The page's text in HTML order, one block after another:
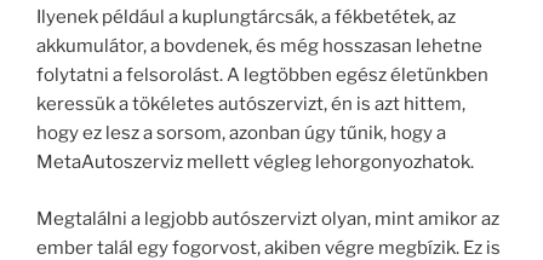
Ilyenek például a kuplungtárcsák, a fékbetétek, az
akkumulátor, a bovdenek, és még hosszasan lehetne
folytatni a felsorolást. A legtöbben egész életünkben
keressük a tökéletes autószervizt, én is azt hittem,
hogy ez lesz a sorsom, azonban úgy tűnik, hogy a
MetaAutoszerviz mellett végleg lehorgonyozhatok.
Megtalálni a legjobb autószervizt olyan, mint amikor az
ember talál egy fogorvost, akiben végre megbízik. Ez is